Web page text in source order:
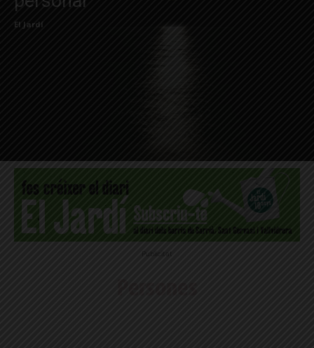
El Jardí
Publicitat